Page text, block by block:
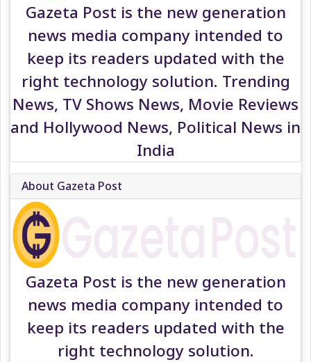
Gazeta Post is the new generation
news media company intended to
keep its readers updated with the
right technology solution. Trending
News, TV Shows News, Movie Reviews
and Hollywood News, Political News in
India
About Gazeta Post
Gazeta Post is the new generation
news media company intended to
keep its readers updated with the
right technology solution.